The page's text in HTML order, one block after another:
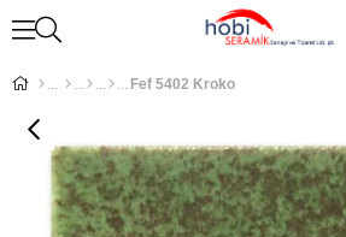
Fef 5402 Kroko